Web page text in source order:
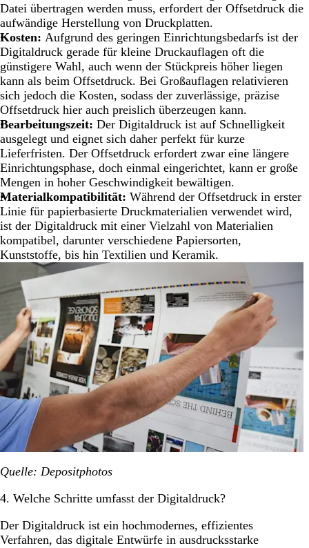
Datei übertragen werden muss, erfordert der Offsetdruck die
aufwändige Herstellung von Druckplatten.
Kosten: Aufgrund des geringen Einrichtungsbedarfs ist der
Digitaldruck gerade für kleine Druckauflagen oft die
günstigere Wahl, auch wenn der Stückpreis höher liegen
kann als beim Offsetdruck. Bei Großauflagen relativieren
sich jedoch die Kosten, sodass der zuverlässige, präzise
Offsetdruck hier auch preislich überzeugen kann.
Bearbeitungszeit: Der Digitaldruck ist auf Schnelligkeit
ausgelegt und eignet sich daher perfekt für kurze
Lieferfristen. Der Offsetdruck erfordert zwar eine längere
Einrichtungsphase, doch einmal eingerichtet, kann er große
Mengen in hoher Geschwindigkeit bewältigen.
Materialkompatibilität: Während der Offsetdruck in erster
Linie für papierbasierte Druckmaterialien verwendet wird,
ist der Digitaldruck mit einer Vielzahl von Materialien
kompatibel, darunter verschiedene Papiersorten,
Kunststoffe, bis hin Textilien und Keramik.
Quelle: Depositphotos
4. Welche Schritte umfasst der Digitaldruck?
Der Digitaldruck ist ein hochmodernes, effizientes
Verfahren, das digitale Entwürfe in ausdrucksstarke